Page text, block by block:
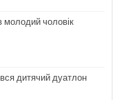
молодий чоловік
дитячий дуатлон